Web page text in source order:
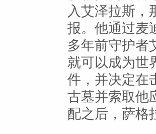
入艾泽拉斯，
报。他通过麦
多年前守护者
就可以成为世
件，并决定在
古墓并索取他
配之后，萨格